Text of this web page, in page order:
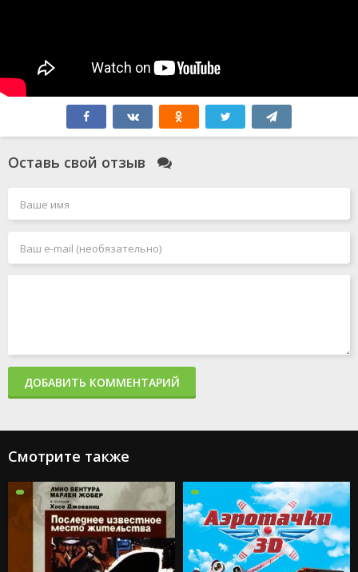
Оставь свой отзыв
ДОБАВИТЬ КОММЕНТАРИЙ
Смотрите также